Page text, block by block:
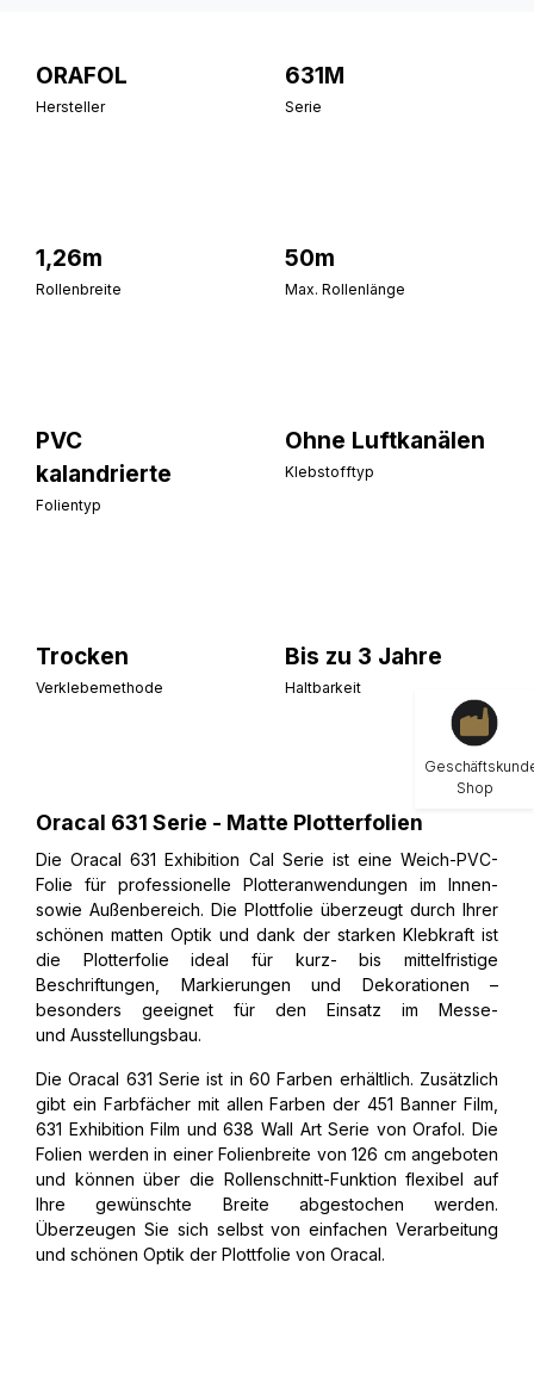
Oracal 631 Serie - Matte Plotterfolien
Die Oracal 631 Exhibition Cal Serie ist eine Weich-PVC-
Folie für professionelle Plotteranwendungen im Innen-
sowie Außenbereich. Die Plottfolie überzeugt durch Ihrer
schönen matten Optik und dank der starken Klebkraft ist
die Plotterfolie ideal für kurz- bis mittelfristige
Beschriftungen, Markierungen und Dekorationen –
besonders geeignet für den Einsatz im Messe-
und Ausstellungsbau.
Die Oracal 631 Serie ist in 60 Farben erhältlich. Zusätzlich
gibt ein Farbfächer mit allen Farben der 451 Banner Film,
631 Exhibition Film und 638 Wall Art Serie von Orafol. Die
Folien werden in einer Folienbreite von 126 cm angeboten
und können über die Rollenschnitt-Funktion flexibel auf
Ihre gewünschte Breite abgestochen werden.
Überzeugen Sie sich selbst von einfachen Verarbeitung
und schönen Optik der Plottfolie von Oracal.​
ORAFOL
Hersteller
631M
Serie
1,26m
Rollenbreite
50m
Max. Rollenlänge
PVC
kalandrierte
Folientyp
Ohne Luftkanälen
Klebstofftyp
Trocken
Verklebemethode
Bis zu 3 Jahre
Haltbarkeit
Shop